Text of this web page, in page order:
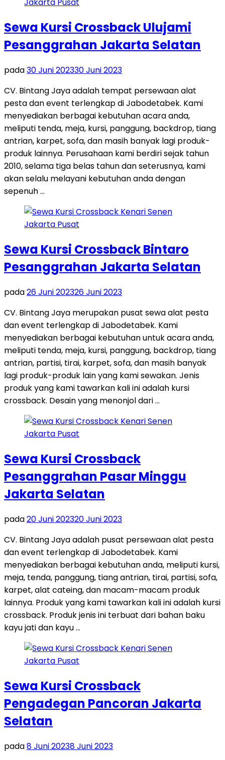
Sewa Kursi Crossback Ulujami
Pesanggrahan Jakarta Selatan
pada30 Juni 202330 Juni 2023
CV. Bintang Jaya adalah tempat persewaan alat
pesta dan event terlengkap di Jabodetabek. Kami
menyediakan berbagai kebutuhan acara anda,
meliputi tenda, meja, kursi, panggung, backdrop, tiang
antrian, karpet, sofa, dan masih banyak lagi produk-
produk lainnya. Perusahaan kami berdiri sejak tahun
2010, selama tiga belas tahun dan seterusnya, kami
akan selalu melayani kebutuhan anda dengan
sepenuh …
Sewa Kursi Crossback Bintaro
Pesanggrahan Jakarta Selatan
pada26 Juni 202326 Juni 2023
CV. Bintang Jaya merupakan pusat sewa alat pesta
dan event terlengkap di Jabodetabek. Kami
menyediakan berbagai kebutuhan untuk acara anda,
meliputi tenda, meja, kursi, panggung, backdrop, tiang
antrian, partisi, tirai, karpet, sofa, dan masih banyak
lagi produk-produk lain yang kami sewakan. Jenis
produk yang kami tawarkan kali ini adalah kursi
crossback. Desain yang menonjol dari …
Sewa Kursi Crossback
Pesanggrahan Pasar Minggu
Jakarta Selatan
pada20 Juni 202320 Juni 2023
CV. Bintang Jaya adalah pusat persewaan alat pesta
dan event terlengkap di Jabodetabek. Kami
menyediakan berbagai kebutuhan anda, meliputi kursi,
meja, tenda, panggung, tiang antrian, tirai, partisi, sofa,
karpet, alat cateing, dan macam-macam produk
lainnya. Produk yang kami tawarkan kali ini adalah kursi
crossback. Produk jenis ini terbuat dari bahan baku
kayu jati dan kayu …
Sewa Kursi Crossback
Pengadegan Pancoran Jakarta
Selatan
pada8 Juni 20238 Juni 2023